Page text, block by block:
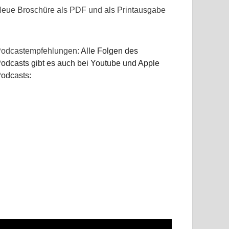
Broschüre als PDF und als Printausgabe
Alle Folgen des
gibt es auch bei Youtube und Apple